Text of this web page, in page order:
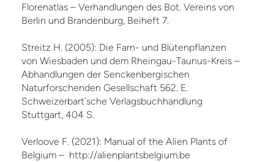
Florenatlas – Verhandlungen des Bot. Vereins von
Berlin und Brandenburg, Beiheft 7.
Streitz H. (2005): Die Farn- und Blütenpflanzen
von Wiesbaden und dem Rheingau-Taunus-Kreis –
Abhandlungen der Senckenbergischen
Naturforschenden Gesellschaft 562. E.
Schweizerbart´sche Verlagsbuchhandlung
Stuttgart, 404 S.
Verloove F. (2021): Manual of the Alien Plants of
Belgium – http://alienplantsbelgium.be